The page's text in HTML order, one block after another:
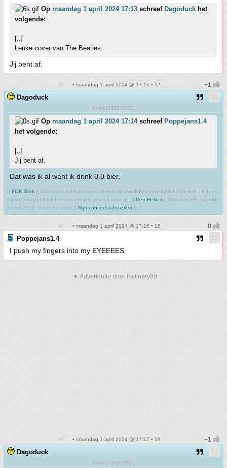
Op maandag 1 april 2024 17:13 schreef Dagoduck het
volgende:
[..]
Leuke cover van The Beatles.
Jij bent af.
• maandag 1 april 2024 @ 17:15 • 17
Dagoduck
Karel (2003-2022)
Op maandag 1 april 2024 17:14schreef Poppejans1.4
het volgende:
[..]
Jij bent af.
Dat was ik al want ik drink 0.0 bier.
|| FOK!Stok || tatatatatataatatatattaaaaapiediedieuwtididipieuwpidibididi She said I'll throw
myself away pididididum They're just photos after all! || Den Helder || Winnaar VBL Wijndal-
award 2020: beste AZ-user! || Mijn concertstatistieken ||
• maandag 1 april 2024 @ 17:16 • 18
Poppejans1.4
I push my fingers into my EYEEEES
▼ Advertentie door Refinery89
• maandag 1 april 2024 @ 17:17 • 19
Dagoduck
Karel (2003-2022)